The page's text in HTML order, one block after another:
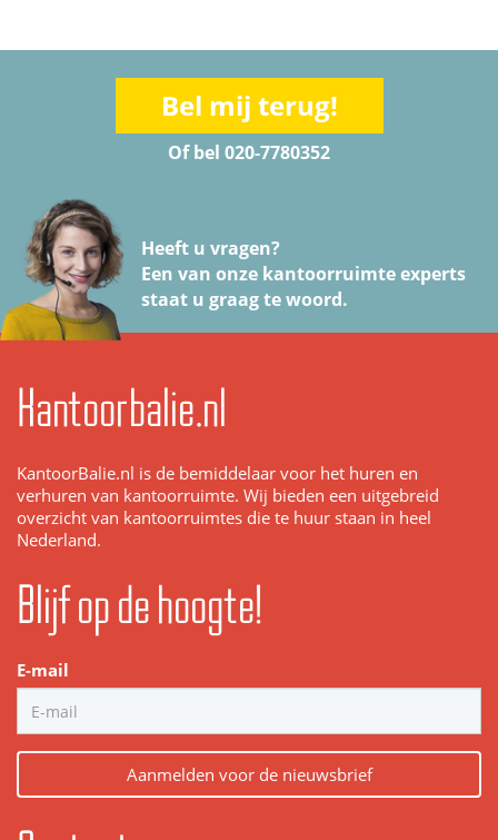
Bel mij terug!
Of bel 020-7780352
Heeft u vragen?
Een van onze kantoorruimte experts
staat u graag te woord.
Kantoorbalie.nl
KantoorBalie.nl is de bemiddelaar voor het huren en
verhuren van kantoorruimte. Wij bieden een uitgebreid
overzicht van kantoorruimtes die te huur staan in heel
Nederland.
Blijf op de hoogte!
E-mail
Aanmelden voor de nieuwsbrief